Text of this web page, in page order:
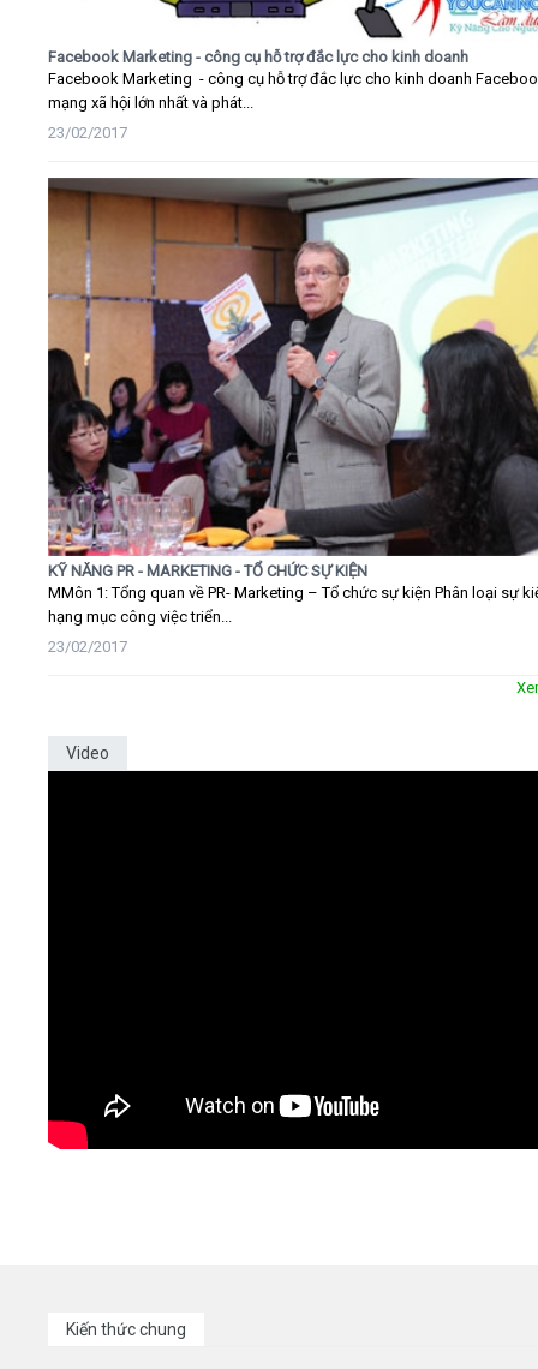
Facebook Marketing - công cụ hỗ trợ đắc lực cho kinh doanh
Facebook Marketing - công cụ hỗ trợ đắc lực cho kinh doanh
mạng xã hội lớn nhất và phát...
23/02/2017
KỸ NĂNG PR - MARKETING - TỔ CHỨC SỰ KIỆN
MMôn 1: Tổng quan về PR- Marketing – Tổ chức sự kiện Phân loại sự
hạng mục công việc triển...
23/02/2017
Video
Kiến thức chung